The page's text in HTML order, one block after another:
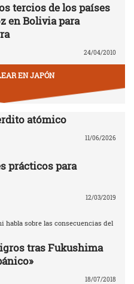
tercios de los países
en Bolivia para
24/04/2010
EN JAPÓN
atómico
11/06/2026
prácticos para
12/03/2019
habla sobre las consecuencias del
tras Fukushima
18/07/2018